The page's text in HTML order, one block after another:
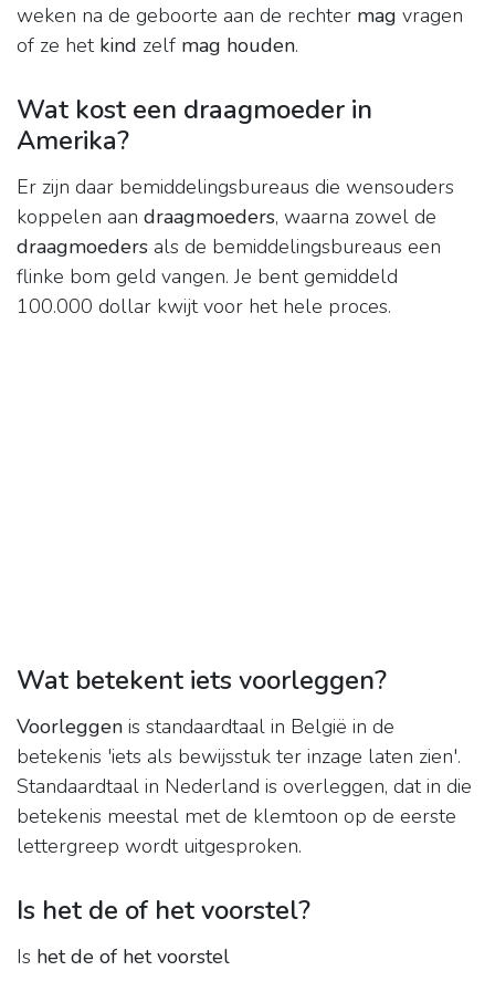
weken na de geboorte aan de rechter mag vragen
of ze het kind zelf mag houden.
Wat kost een draagmoeder in
Amerika?
Er zijn daar bemiddelingsbureaus die wensouders
koppelen aan draagmoeders, waarna zowel de
draagmoeders als de bemiddelingsbureaus een
flinke bom geld vangen. Je bent gemiddeld
100.000 dollar kwijt voor het hele proces.
Wat betekent iets voorleggen?
Voorleggen is standaardtaal in België in de
betekenis 'iets als bewijsstuk ter inzage laten zien'.
Standaardtaal in Nederland is overleggen, dat in die
betekenis meestal met de klemtoon op de eerste
lettergreep wordt uitgesproken.
Is het de of het voorstel?
Is het de of het voorstel